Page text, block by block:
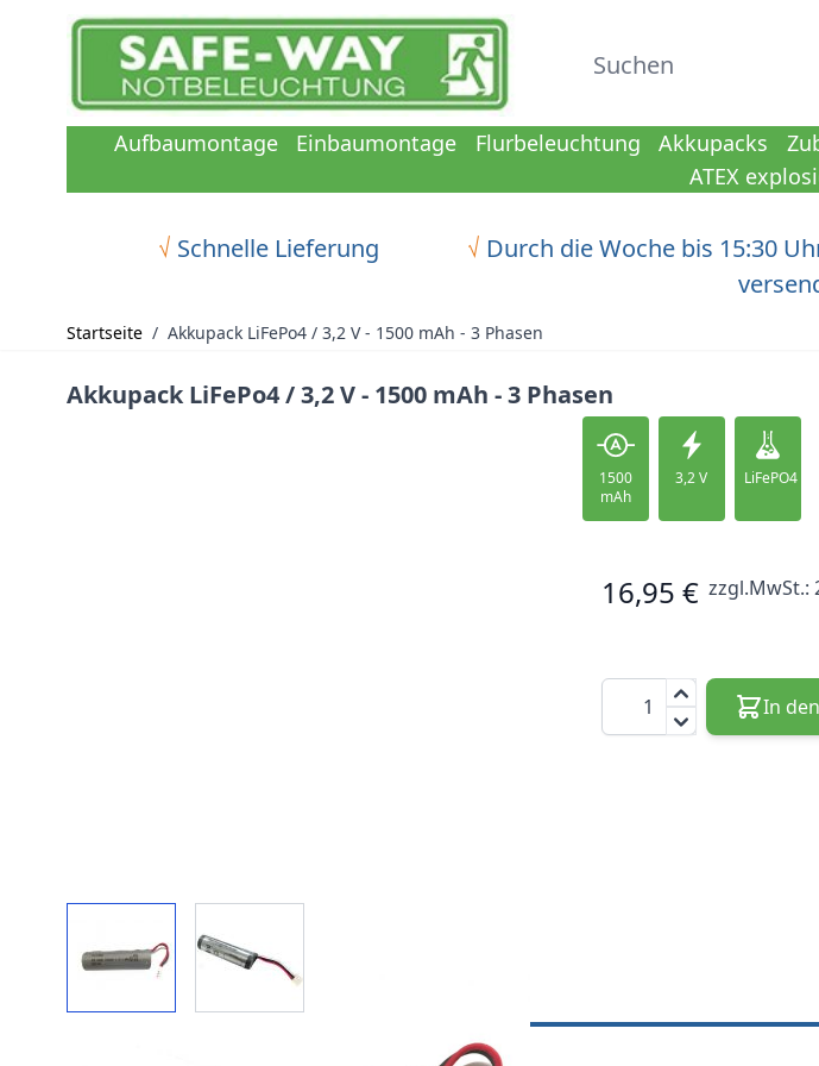
Zum Inhalt springen
Suchen
√ Schnelle Lieferung √ Durch die Woche bis 15:30
Aufbaumontage Einbaumontage Flurbeleuchtung Akkupacks
ATEX
Startseite / Akkupack LiFePo4 / 3,2 V - 1500 mAh - 3 Phasen
Akkupack LiFePo4 / 3,2 V - 1500 mAh - 3 Phasen
1500
mAh
3,2 V LiFePO4
16,95 € zzgl.MwSt.:
Menge
In